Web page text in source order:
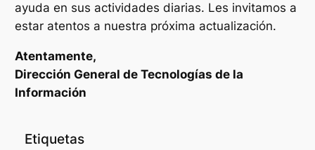
ayuda en sus actividades diarias. Les invitamos a
estar atentos a nuestra próxima actualización.
Atentamente,
Dirección General de Tecnologías de la
Información
Etiquetas